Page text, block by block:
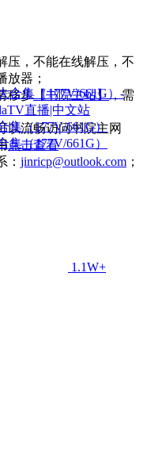
压，不能在线解压，不
放器；
移步【书院主站】 ，需
以流畅访问书院主网
点击查看
： jinricp@outlook.com ；
集（177V/661G）
集（177V/661G）
1.1W+